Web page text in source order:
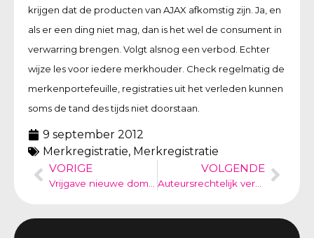
krijgen dat de producten van AJAX afkomstig zijn. Ja, en
als er een ding niet mag, dan is het wel de consument in
verwarring brengen. Volgt alsnog een verbod. Echter
wijze les voor iedere merkhouder. Check regelmatig de
merkenportefeuille, registraties uit het verleden kunnen
soms de tand des tijds niet doorstaan.
9 september 2012
Merkregistratie, Merkregistratie
VORIGE
VOLGENDE
Auteursrechtelijk verbod op gebruik voornaam WISKE? Lijkt me toch niet doel van het auteursrecht.